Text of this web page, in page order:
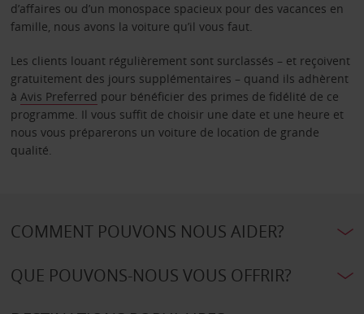
d’affaires ou d’un monospace spacieux pour des vacances en
famille, nous avons la voiture qu’il vous faut.
Les clients louant régulièrement sont surclassés – et reçoivent
gratuitement des jours supplémentaires – quand ils adhèrent
à Avis Preferred pour bénéficier des primes de fidélité de ce
programme. Il vous suffit de choisir une date et une heure et
nous vous préparerons un voiture de location de grande
qualité.
COMMENT POUVONS NOUS AIDER?
QUE POUVONS-NOUS VOUS OFFRIR?